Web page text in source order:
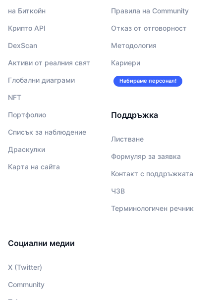
на Биткойн
Крипто API
DexScan
Активи от реалния свят
Глобални диаграми
NFT
Портфолио
Списък за наблюдение
Драскулки
Карта на сайта
Правила на Community
Отказ от отговорност
Методология
Кариери
Набираме персонал!
Поддръжка
Листване
Формуляр за заявка
Контакт с поддръжката
ЧЗВ
Терминологичен речник
Социални медии
X (Twitter)
Community